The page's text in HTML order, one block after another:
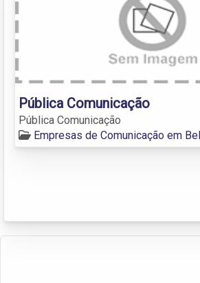
Pública Comunicação
Pública Comunicação
Empresas de Comunicação em